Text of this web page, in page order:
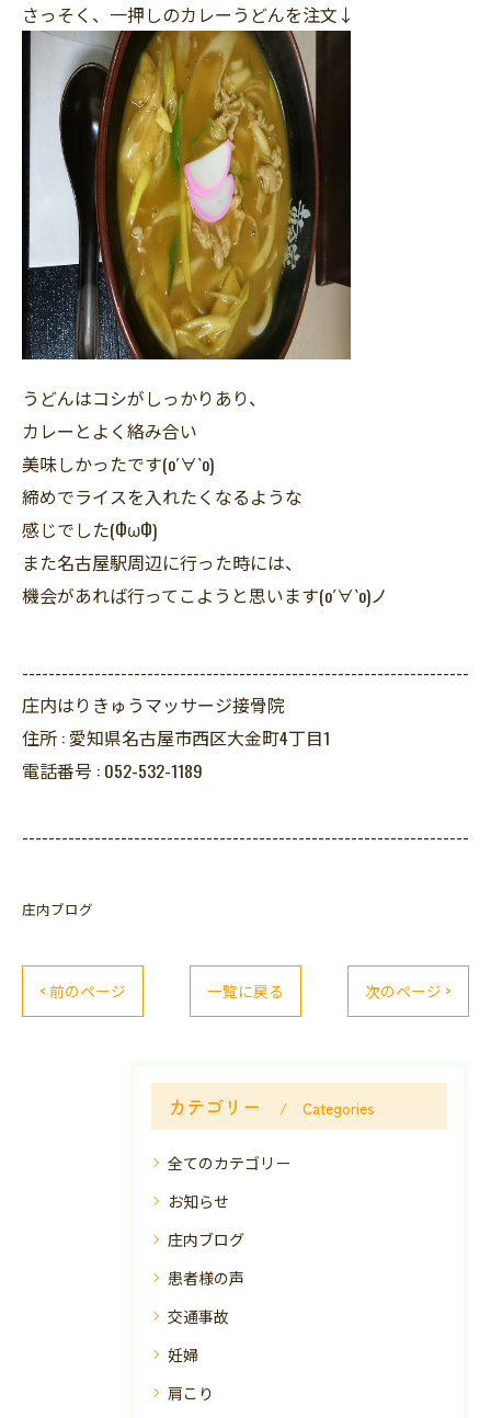
さっそく、一押しのカレーうどんを注文↓
うどんはコシがしっかりあり、
カレーとよく絡み合い
美味しかったです(о´∀`о)
締めでライスを入れたくなるような
感じでした(ФωФ)
また名古屋駅周辺に行った時には、
機会があれば行ってこようと思います(о´∀`о)ノ
--------------------------------------------------------------------
庄内はりきゅうマッサージ接骨院
住所 : 愛知県名古屋市西区大金町4丁目1
電話番号 : 052-532-1189
--------------------------------------------------------------------
庄内ブログ
< 前のページ 一覧に戻る 次のページ >
カテゴリー Categories
全てのカテゴリー
お知らせ
庄内ブログ
患者様の声
交通事故
妊婦
肩こり